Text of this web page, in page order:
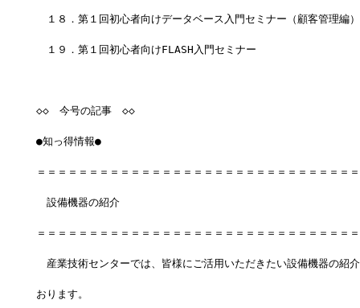
１８．第１回初心者向けデータベース入門セミナー（顧客管理編）
１９．第１回初心者向けFLASH入門セミナー
◇◇　今号の記事　◇◇
●知っ得情報●
＝＝＝＝＝＝＝＝＝＝＝＝＝＝＝＝＝＝＝＝＝＝＝＝＝＝＝＝＝＝
設備機器の紹介
＝＝＝＝＝＝＝＝＝＝＝＝＝＝＝＝＝＝＝＝＝＝＝＝＝＝＝＝＝＝
産業技術センターでは、皆様にご活用いただきたい設備機器の紹
おります。